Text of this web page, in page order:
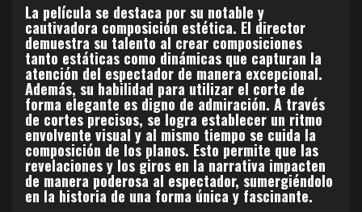
La película se destaca por su notable y
cautivadora composición estética. El director
demuestra su talento al crear composiciones
tanto estáticas como dinámicas que capturan la
atención del espectador de manera excepcional.
Además, su habilidad para utilizar el corte de
forma elegante es digno de admiración. A través
de cortes precisos, se logra establecer un ritmo
envolvente visual y al mismo tiempo se cuida la
composición de los planos. Esto permite que las
revelaciones y los giros en la narrativa impacten
de manera poderosa al espectador, sumergiéndolo
en la historia de una forma única y fascinante.